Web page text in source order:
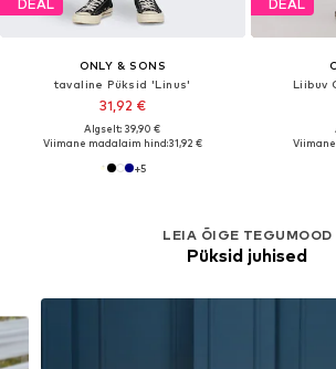
DEAL
ONLY & SONS
tavaline Püksid 'Linus'
31,92 €
Algselt: 39,90 €
Viimane madalaim hind:31,92 €
+5
DEAL
Liibuv
LEIA ÕIGE TEGUMOOD
Püksid juhised